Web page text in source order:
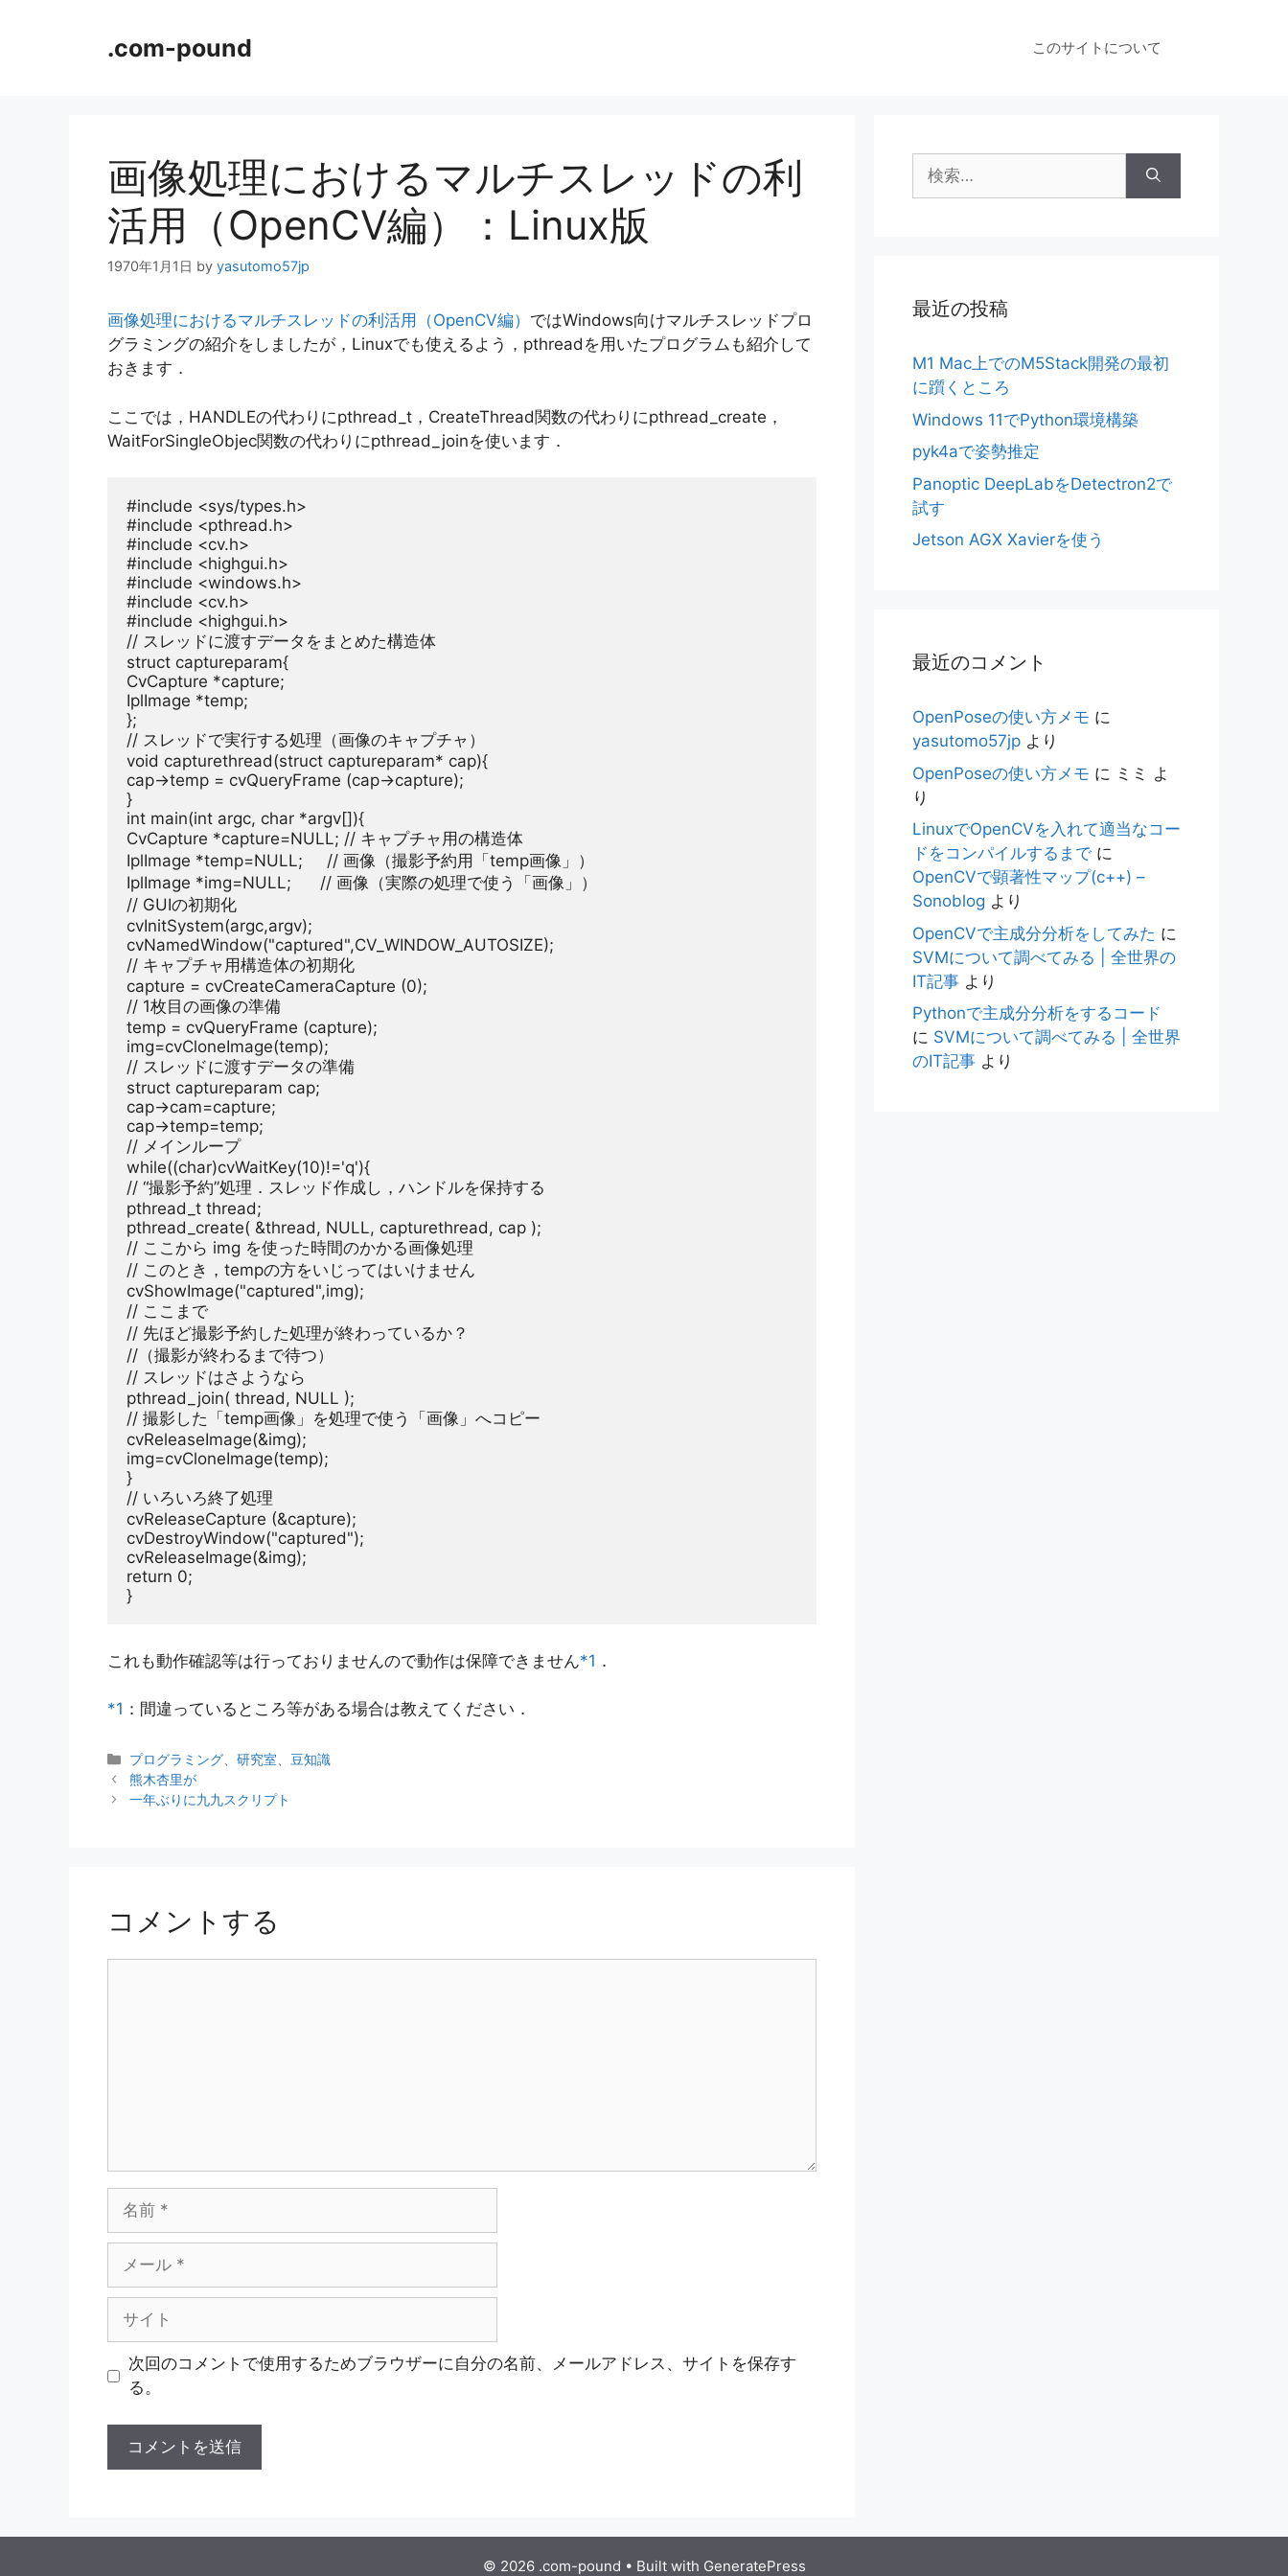
.com-pound このサイトについて
画像処理におけるマルチスレッドの利
活用（OpenCV編）：Linux版
1970年1月1日 by yasutomo57jp
画像処理におけるマルチスレッドの利活用（OpenCV編） ではWindows向けマルチスレッドプロ
グラミングの紹介をしましたが，Linuxでも使えるよう，pthreadを用いたプログラムも紹介して
おきます．
ここでは，HANDLEの代わりにpthread_t，CreateThread関数の代わりにpthread_create，
WaitForSingleObjec関数の代わりにpthread_joinを使います．
#include <sys/types.h>
#include <pthread.h>
#include <cv.h>
#include <highgui.h>
#include <windows.h>
#include <cv.h>
#include <highgui.h>
// スレッドに渡すデータをまとめた構造体
struct captureparam{
CvCapture *capture;
IplImage *temp;
// スレッドで実行する処理（画像のキャプチャ）
void capturethread(struct captureparam* cap){
cap->temp = cvQueryFrame (cap->capture);
int main(int argc, char *argv[]){
CvCapture *capture=NULL; // キャプチャ用の構造体
IplImage *temp=NULL; // 画像（撮影予約用「temp画像」）
IplImage *img=NULL; // 画像（実際の処理で使う「画像」）
// GUIの初期化
cvInitSystem(argc,argv);
cvNamedWindow("captured"
// キャプチャ用構造体の初期化
capture = cvCreateCameraCapture (0
// 1枚目の画像の準備
temp = cvQueryFrame (capture);
// スレッドに渡すデータの準備
struct captureparam cap;
cap->cam=capture;
// メインループ
while((char)cvWaitKey(10)!='q'
// “撮影予約”処理．スレッド作成し，ハンドルを保持する
pthread_t thread;
pthread_create( &thread, NULL
// ここから img を使った時間のかかる画像処理
// このとき，tempの方をいじってはいけません
cvShowImage("captured"
// ここまで
// 先ほど撮影予約した処理が終わっているか？
//（撮影が終わるまで待つ）
// スレッドはさようなら
pthread_join( thread, NULL
// 撮影した「temp画像」を処理で使う「画像」へコピー
cvReleaseImage(&img);
img=cvCloneImage(temp);
// いろいろ終了処理
cvReleaseCapture (&capture);
cvDestroyWindow("captured");
return 0;
これも動作確認等は行っておりませんので動作は保障できません*1 ．
*1 ：間違っているところ等がある場合は教えてください．
カ
テ
ゴ
プログラミング 、研究室
豆知識
熊木杏里が
一年ぶりに九九スクリプト
コメントする
ル
次回のコメントで使用するためブラウザーに自分の名前、メールアドレス、サイトを保存す
る。
索:
最近の投稿
M1 Mac上でのM5Stack開発の最初
に躓くところ
Windows 11でPython環境構築
pyk4aで姿勢推定
Panoptic DeepLabをDetectron2で
試す
Jetson AGX Xavierを使う
最近のコメント
OpenPoseの使い方メモ に
yasutomo57jp より
OpenPoseの使い方メモ に ミミ よ
り
LinuxでOpenCVを入れて適当なコー
ドをコンパイルするまで に
OpenCVで顕著性マップ(c++) –
Sonoblog より
OpenCVで主成分分析をしてみた に
SVMについて調べてみる | 全世界の
IT記事 より
Pythonで主成分分析をするコード
に SVMについて調べてみる | 全世界
のIT記事 より
© 2026 .com-pound • Built with GeneratePress